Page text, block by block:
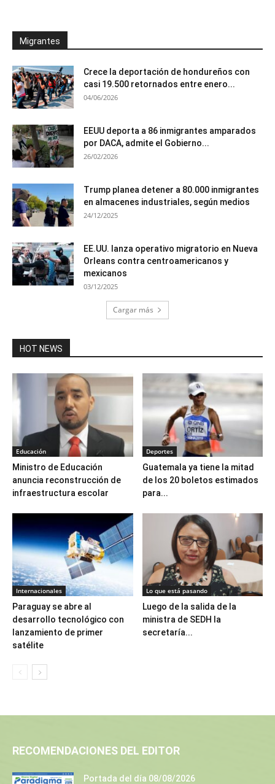
Migrantes
Crece la deportación de hondureños con
casi 19.500 retornados entre enero...
04/06/2026
EEUU deporta a 86 inmigrantes amparados
por DACA, admite el Gobierno...
26/02/2026
Trump planea detener a 80.000 inmigrantes
en almacenes industriales, según medios
24/12/2025
EE.UU. lanza operativo migratorio en Nueva
Orleans contra centroamericanos y
mexicanos
03/12/2025
Cargar más
HOT NEWS
Educación
Ministro de Educación
anuncia reconstrucción de
infraestructura escolar
Deportes
Guatemala ya tiene la mitad
de los 20 boletos estimados
para...
Internacionales
Paraguay se abre al
desarrollo tecnológico con
lanzamiento de primer
satélite
Lo que está pasando
Luego de la salida de la
ministra de SEDH la
secretaría...
RECOMENDACIONES DEL EDITOR
Portada del día 08/08/2026